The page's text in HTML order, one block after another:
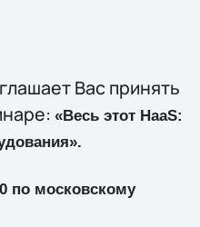
Вас принять
«Весь этот HaaS:
».
по московскому